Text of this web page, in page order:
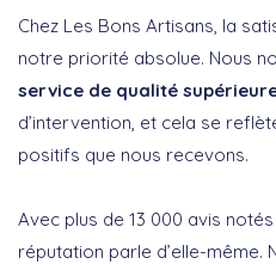
Chez Les Bons Artisans, la
notre priorité absolue. Nous
service de qualité
d’intervention, et cela se
positifs que nous recevons.
Avec plus de 13 000 avis
réputation parle d’elle-même.